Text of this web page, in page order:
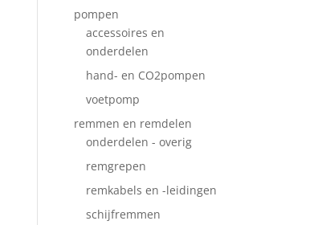
pompen
accessoires en
onderdelen
hand- en CO2pompen
voetpomp
remmen en remdelen
onderdelen - overig
remgrepen
remkabels en -leidingen
schijfremmen